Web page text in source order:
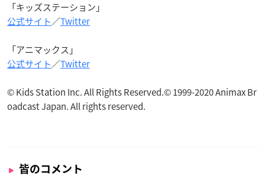
「キッズステーション」
公式サイト／Twitter
「アニマックス」
公式サイト／Twitter
© Kids Station Inc. All Rights Reserved.© 1999-2020 Animax Br
oadcast Japan. All rights reserved.
皆のコメント